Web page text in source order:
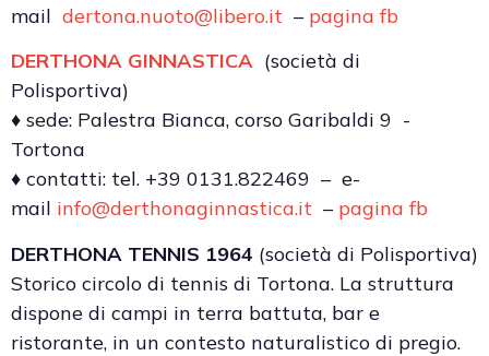
mail dertona.nuoto@libero.it – pagina fb
DERTHONA GINNASTICA (società di
Polisportiva)
♦ sede: Palestra Bianca, corso Garibaldi 9 -
Tortona
♦ contatti: tel. +39 0131.822469 – e-
mail info@derthonaginnastica.it – pagina fb
DERTHONA TENNIS 1964 (società di Polisportiva)
Storico circolo di tennis di Tortona. La struttura
dispone di campi in terra battuta, bar e
ristorante, in un contesto naturalistico di pregio.